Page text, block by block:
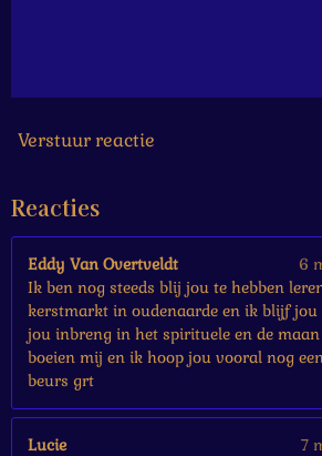
r
r
Verstuur reactie
Reacties
Eddy Van Overtveldt
6
Ik ben nog steeds blij jou te hebben
kerstmarkt in oudenaarde en ik blijf jou
jou inbreng in het spirituele en de
boeien mij en ik hoop jou vooral nog
beurs grt
Lucie
7